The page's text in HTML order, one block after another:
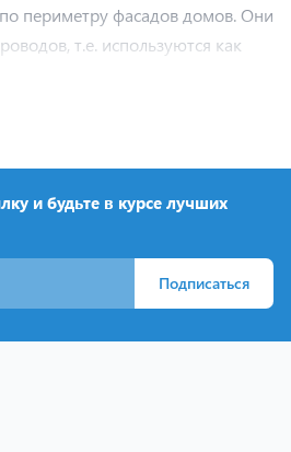
периметру фасадов домов. Они
т.е. используются как
используются пластиковые
кабелей и т. п. от
требований пожарной
и будьте в курсе лучших
Подписаться